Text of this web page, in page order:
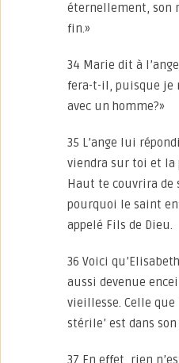
éternellement, son
fin.»
34 Marie dit à
fera-t-il, puisque je
avec un homme?»
35 L’ange lui
viendra sur toi et la
Haut te couvrira de
pourquoi le saint
appelé Fils de Dieu.
36 Voici
aussi devenue
vieillesse. Celle que
stérile’ est dans
37 En effet, rien